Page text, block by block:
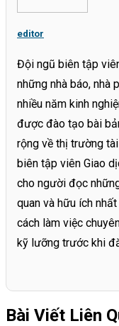
editor
Đội ngũ biên tập
những nhà báo, nhà
nhiều năm kinh
được đào tạo bài
rộng về thị trường
biên tập viên Giao
cho người đọc
quan và hữu ích
cách làm việc
kỹ lưỡng trước khi
Bài Viết Liên